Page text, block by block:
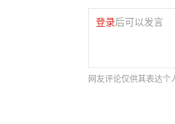
登录后可以发言
网友评论仅供其表达个